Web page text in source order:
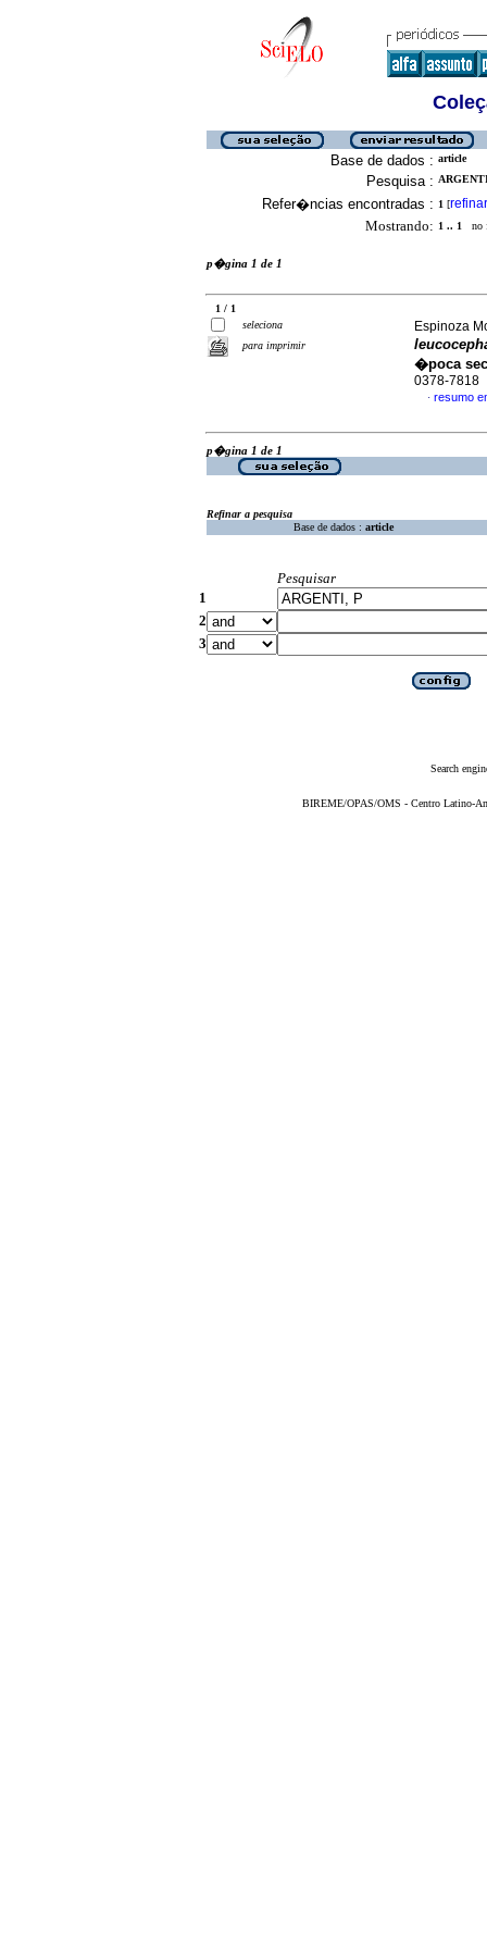
Base de dados : article
Pesquisa :
Refer�ncias encontradas : 1 [refinar
Mostrando: 1 .. 1 no
p�gina 1 de 1
1 / 1
seleciona
para imprimir
Espinoza
�poca
0378-7818
· resumo
p�gina 1 de 1
Refinar a pesquisa
Base de dados : article
Pesquisar
1
2
3
Search
BIREME/OPAS/OMS - Centro Latino-